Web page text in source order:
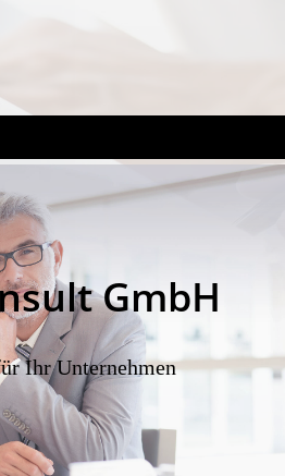
GmbH
Ihr Unternehmen